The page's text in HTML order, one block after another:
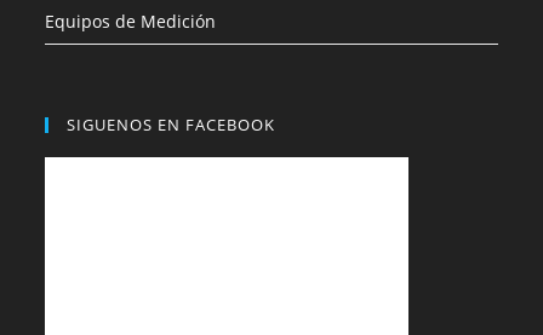
Equipos de Medición
SIGUENOS EN FACEBOOK